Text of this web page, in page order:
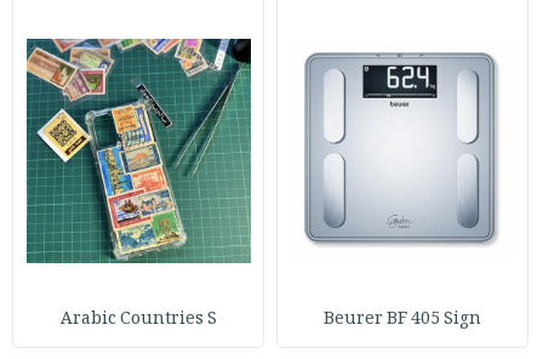
Beurer BF 405 Sign
Arabic Countries S